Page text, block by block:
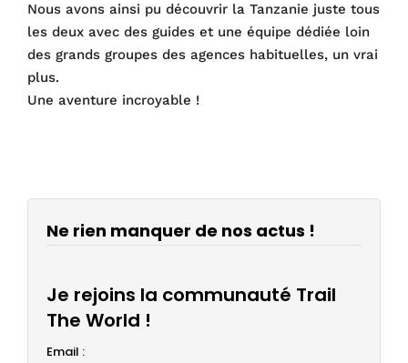
Nous avons ainsi pu découvrir la Tanzanie juste tous
les deux avec des guides et une équipe dédiée loin
des grands groupes des agences habituelles, un vrai
plus.
Une aventure incroyable !
Ne rien manquer de nos actus !
Je rejoins la communauté Trail
The World !
Email :